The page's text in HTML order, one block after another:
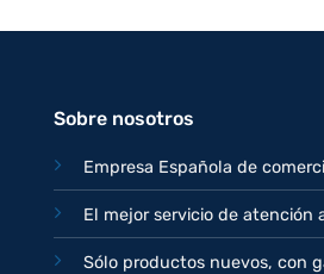
originalactual
Sobre nosotros
Empresa Española de
El mejor servicio de atención
Sólo productos nuevos, con